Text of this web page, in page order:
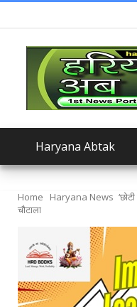
Haryana Abtak
Home Haryana News
चौटाला